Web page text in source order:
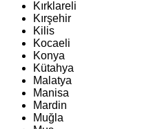
Kırklareli
Kırşehir
Kilis
Kocaeli
Konya
Kütahya
Malatya
Manisa
Mardin
Muğla